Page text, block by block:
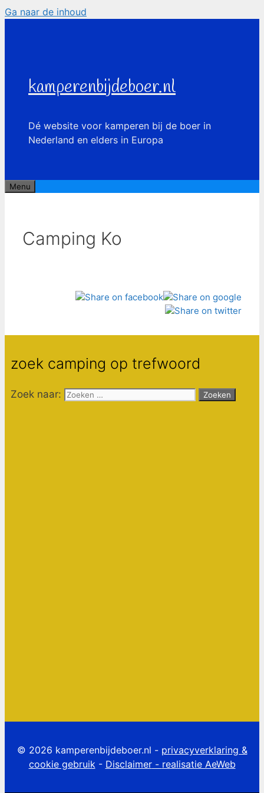
Ga naar de inhoud
kamperenbijdeboer.nl
Dé website voor kamperen bij de boer in
Nederland en elders in Europa
Menu
Camping Ko
zoek camping op trefwoord
Zoek naar:
© 2026 kamperenbijdeboer.nl - privacyverklaring &
cookie gebruik- Disclaimer- realisatie AeWeb